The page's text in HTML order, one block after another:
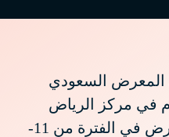
المعرض السعودي
في مركز الرياض
الدولي للمؤتمرات والمعارض في الفترة من 11-